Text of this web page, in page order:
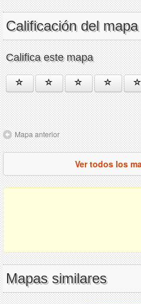
Calificación del mapa
Califica este mapa
Mapa anterior
Ver todos los
Mapas similares